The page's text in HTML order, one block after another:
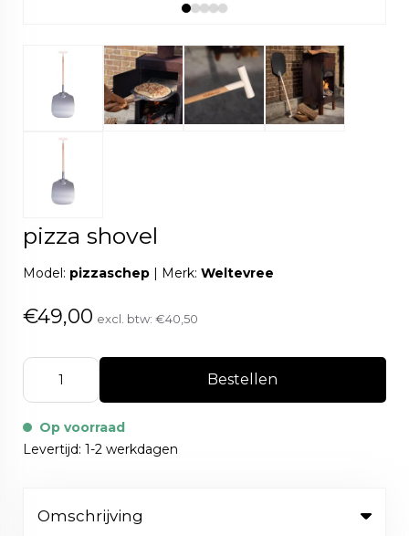
pizza shovel
Model: pizzaschep Merk: Weltevree
€49,00 excl. btw: €40,50
Bestellen
Op voorraad
Levertijd: 1-2 werkdagen
Omschrijving